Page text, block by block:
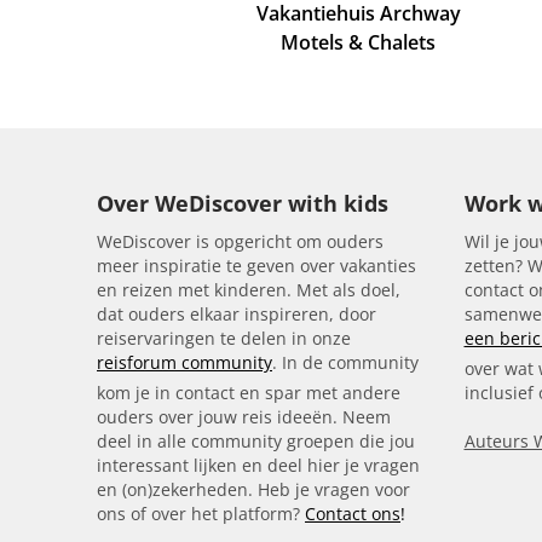
Vakantiehuis Archway
Motels & Chalets
Over WeDiscover with kids
WeDiscover is opgericht om ouders
meer inspiratie te geven over vakanties
en reizen met kinderen. Met als doel,
dat ouders elkaar inspireren, door
reiservaringen te delen in onze
reisforum community. In de community
kom je in contact en spar met andere
ouders over jouw reis ideeën. Neem
deel in alle community groepen die jou
interessant lijken en deel hier je vragen
en (on)zekerheden. Heb je vragen voor
ons of over het platform? Contact ons!
Work
Wil je
zetten?
contact
een
over wat
inclusief
Auteurs